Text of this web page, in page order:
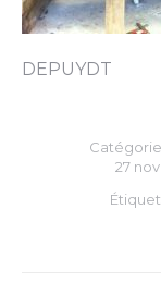
DEPUYDT
27